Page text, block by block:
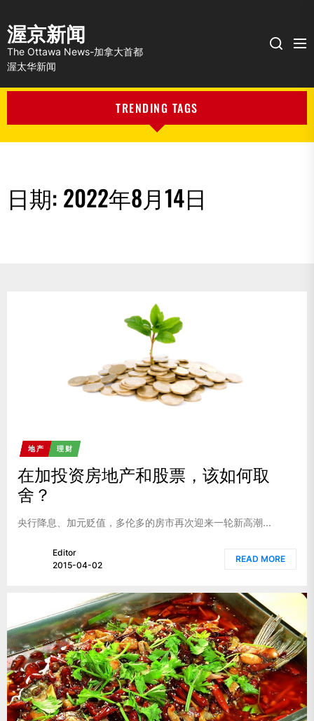
渥京新闻
The Ottawa News-加拿大首都
渥太华新闻
Search
TRENDING TAGS
日期: 2022年8月14日
地产 理财
在加投资房地产和股票，该如何取
舍？
央行降息、加元贬值，多伦多的房市再次迎来一轮新高潮...
Editor
2015-04-02
READ MORE